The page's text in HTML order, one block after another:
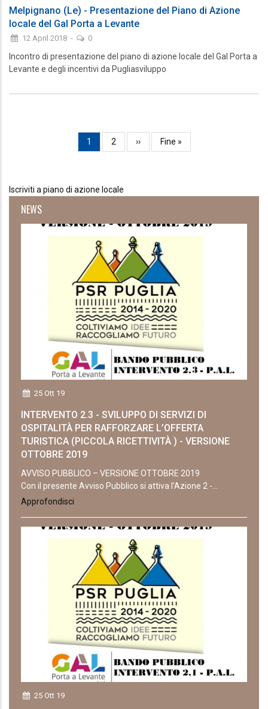
Melpignano (Le) - Presentazione del Piano di Azione
locale del Gal Porta a Levante
12 April 2018 - 0
Incontro di presentazione del piano di azione locale del Gal Porta a
Levante e degli incentivi da Pugliasviluppo
Pagina
attuale
1 Page
2
Pagina
successiva
››
Ultima
pagina
Fine »
Iscriviti a piano di azione locale
NEWS
25 Ott 19
INTERVENTO 2.3 - SVILUPPO DI SERVIZI DI
OSPITALITÀ PER RAFFORZARE L’OFFERTA
TURISTICA (PICCOLA RICETTIVITÀ ) - VERSIONE
OTTOBRE 2019
AVVISO PUBBLICO – VERSIONE OTTOBRE 2019
Con il presente Avviso Pubblico si attiva l’Azione 2 -...
Approfondisci
25 Ott 19